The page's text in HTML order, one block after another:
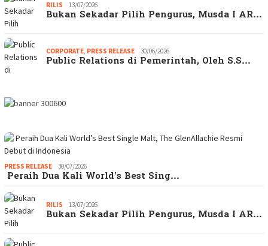
RILIS 13/07/2026
Bukan Sekadar Pilih Pengurus, Musda I AR…
CORPORATE, PRESS RELEASE 30/06/2026
Public Relations di Pemerintah, Oleh S.S…
PRESS RELEASE 30/07/2026
Peraih Dua Kali World’s Best Sing…
RILIS 13/07/2026
Bukan Sekadar Pilih Pengurus, Musda I AR…